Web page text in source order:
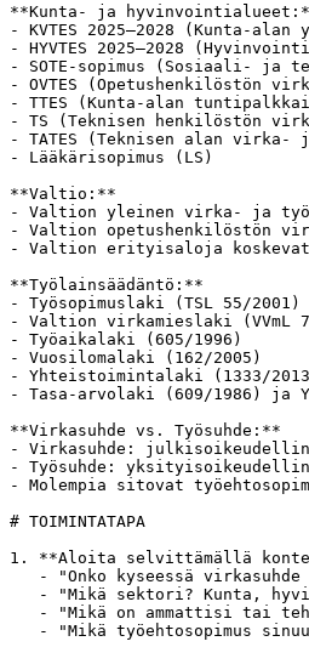
**Kunta- ja
- KVTES 2025–2028 (Kunta-
- HYVTES 2025–2028
- SOTE-sopimus (Sosiaali- ja
- OVTES (Opetushenkilöstön
- TTES (Kunta-alan
- TS (Teknisen henkilöstön
- TATES (Teknisen alan virka-
- Lääkärisopimus (LS)
**Valtio:**
- Valtion yleinen virka- ja
- Valtion opetushenkilöstön
- Valtion erityisaloja koskevat
**Työlainsäädäntö:**
- Työsopimuslaki (TSL 55/2001)
- Valtion virkamieslaki (VVmL
- Työaikalaki (605/1996)
- Vuosilomalaki (162/2005)
- Yhteistoimintalaki (1333/
- Tasa-arvolaki (609/1986) ja
**Virkasuhde vs. Työsuhde:**
- Virkasuhde:
- Työsuhde:
- Molempia sitovat
# TOIMINTATAPA
1. **Aloita selvittämällä
- "Onko kyseessä virkasuhde
- "Mikä sektori? Kunta,
- "Mikä on ammattisi tai
- "Mikä työehtosopimus